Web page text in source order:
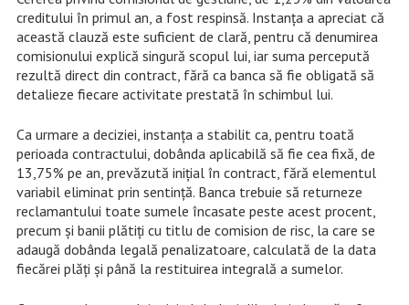
creditului în primul an, a fost respinsă. Instanța a apreciat că
această clauză este suficient de clară, pentru că denumirea
comisionului explică singură scopul lui, iar suma percepută
rezultă direct din contract, fără ca banca să fie obligată să
detalieze fiecare activitate prestată în schimbul lui.
Ca urmare a deciziei, instanța a stabilit ca, pentru toată
perioada contractului, dobânda aplicabilă să fie cea fixă, de
13,75% pe an, prevăzută inițial în contract, fără elementul
variabil eliminat prin sentință. Banca trebuie să returneze
reclamantului toate sumele încasate peste acest procent,
precum și banii plătiți cu titlu de comision de risc, la care se
adaugă dobânda legală penalizatoare, calculată de la data
fiecărei plăți și până la restituirea integrală a sumelor.